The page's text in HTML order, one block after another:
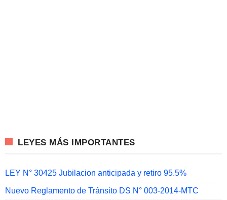
LEYES MÁS IMPORTANTES
LEY N° 30425 Jubilacion anticipada y retiro 95.5%
Nuevo Reglamento de Tránsito DS N° 003-2014-MTC